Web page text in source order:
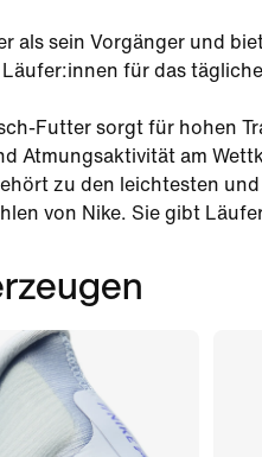
als sein Vorgänger und
für das
Futter sorgt für hohen
Atmungsaktivität am
zu den leichtesten und
von Nike. Sie gibt